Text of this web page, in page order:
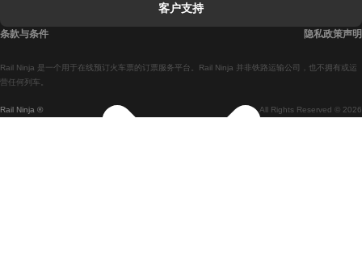
馬德里開往巴塞罗那的列車
Rail Ninja ® All Rights Reserved © 2026
Rail Ninja 是一个用于在线预订火车票的订票服务平台。Rail Ninja 并非铁路运输公司，也不拥有或运
营任何列车。
客户支持
条款与条件 隐私政策声明